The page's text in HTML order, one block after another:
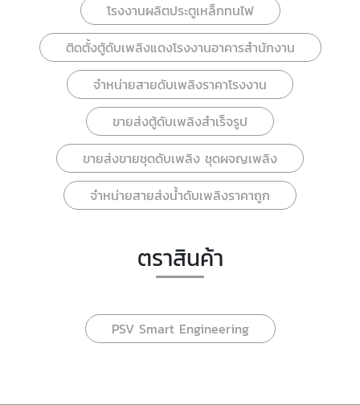
โรงงานผลิตประตูเหล็กทนไฟ
ติดตั้งตู้ดับเพลิงแดงโรงงานอาคารสำนักงาน
จำหน่ายสายดับเพลิงราคาโรงงาน
ขายส่งตู้ดับเพลิงสำเร็จรูป
ขายส่งขายชุดดับเพลิง ชุดผจญเพลิง
จำหน่ายสายส่งน้ำดับเพลิงราคาถูก
ตราสินค้า
PSV Smart Engineering